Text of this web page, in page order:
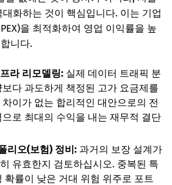
화하는 것이 핵심입니다. 이는 기업
을 최적화하여 영업 이익률을 높
니다.
라 리모델링: 실제 데이터 트래픽 분
다 과도하게 책정된 고가 요금제를
이가 없는 합리적인 대안으로의 전
로 최대의 수익을 내는 재무적 결단
리오(보험) 정비: 과거의 보장 설계가
유효한지 검토하십시오. 중복된 특
확률이 낮은 거대 위험 위주로 포트